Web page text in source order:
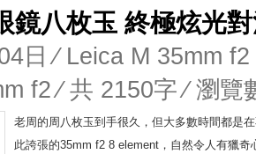
鏡八枚玉 終極炫光
日 ⁄ Leica M 35mm
f2⁄ 共 2150字 ⁄ 瀏
老周的周八枚玉到手很久，但大多數時間都是
此誇張的35mm f2 8 element，自然令人有獵